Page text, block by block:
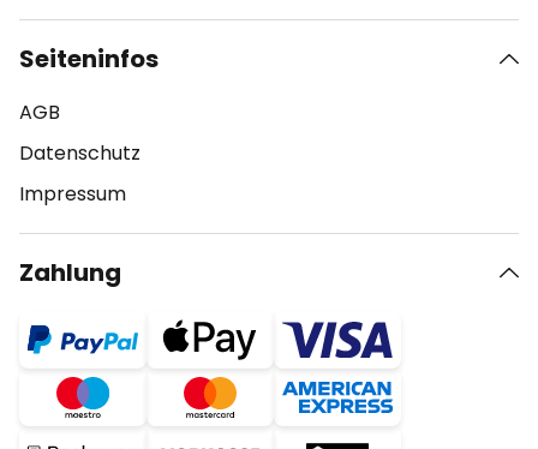
Seiteninfos
AGB
Datenschutz
Impressum
Zahlung